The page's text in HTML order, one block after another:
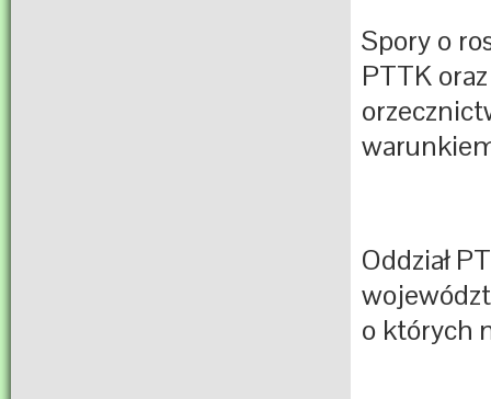
Spory o
PTTK
Oddział
o których